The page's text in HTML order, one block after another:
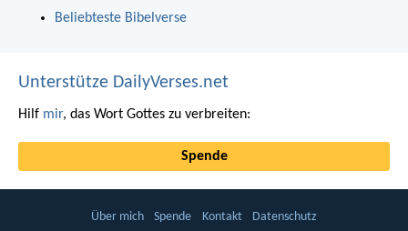
Beliebteste Bibelverse
Unterstütze DailyVerses.net
Hilf mir, das Wort Gottes zu verbreiten:
Spende
Über mich Spende Kontakt Datenschutz